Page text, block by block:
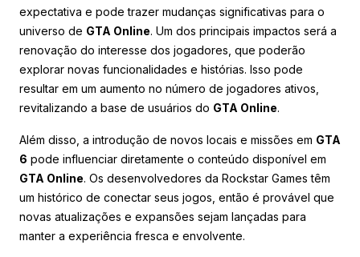
expectativa e pode trazer mudanças significativas para o
universo de GTA Online. Um dos principais impactos será a
renovação do interesse dos jogadores, que poderão
explorar novas funcionalidades e histórias. Isso pode
resultar em um aumento no número de jogadores ativos,
revitalizando a base de usuários do GTA Online.
Além disso, a introdução de novos locais e missões em GTA
6 pode influenciar diretamente o conteúdo disponível em
GTA Online. Os desenvolvedores da Rockstar Games têm
um histórico de conectar seus jogos, então é provável que
novas atualizações e expansões sejam lançadas para
manter a experiência fresca e envolvente.